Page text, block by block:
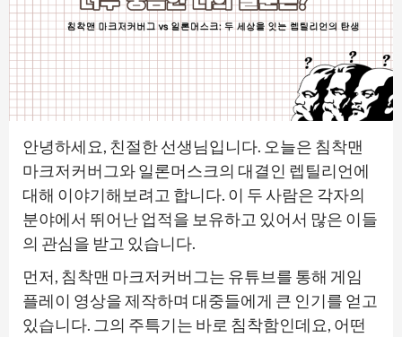
안녕하세요, 친절한 선생님입니다. 오늘은 침착맨
마크저커버그와 일론머스크의 대결인 렙틸리언에
대해 이야기해보려고 합니다. 이 두 사람은 각자의
분야에서 뛰어난 업적을 보유하고 있어서 많은 이들
의 관심을 받고 있습니다.
먼저, 침착맨 마크저커버그는 유튜브를 통해 게임
플레이 영상을 제작하며 대중들에게 큰 인기를 얻고
있습니다. 그의 주특기는 바로 침착함인데요, 어떤